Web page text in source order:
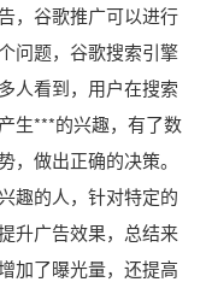
，谷歌推广可以进行
问题，谷歌搜索引擎
人看到，用户在搜索
生***的兴趣，有了数
做出正确的决策。
趣的人，针对特定的
升广告效果，总结来
加了曝光量，还提高